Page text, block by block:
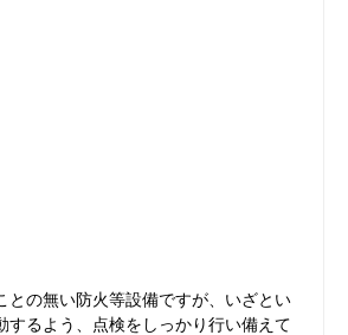
との無い防火等設備ですが、いざとい
するよう、点検をしっかり行い備えて